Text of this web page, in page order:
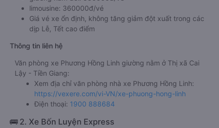
limousine: 360000đ/vé
Giá vé xe ổn định, không tăng giảm đột xuất trong các
dịp Lễ, Tết cao điểm
Thông tin liên hệ
Văn phòng xe Phương Hồng Linh giường nằm ở Thị xã Cai
Lậy - Tiền Giang:
Xem địa chỉ văn phòng nhà xe Phương Hồng Linh:
https://vexere.com/vi-VN/xe-phuong-hong-linh
Điện thoại: 1900 888684
🚌 2. Xe Bốn Luyện Express